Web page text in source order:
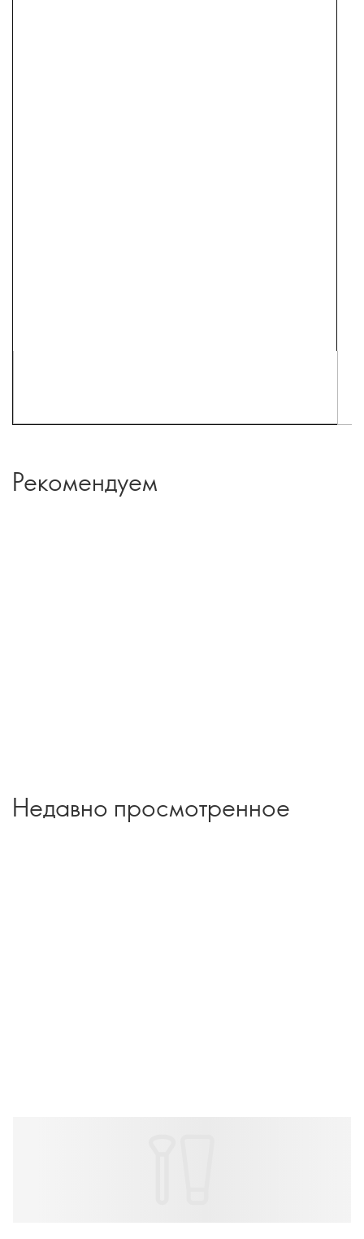
Рекомендуем
Недавно просмотренное